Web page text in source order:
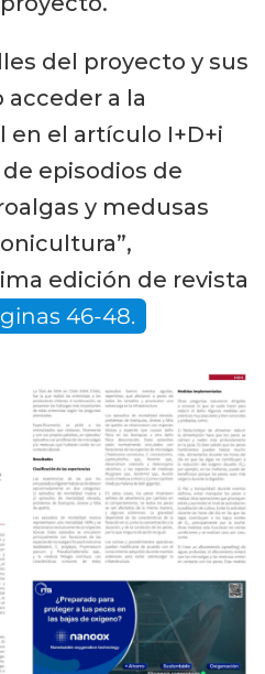
del proyecto y sus
a la
el artículo I+D+i
episodios de
y medusas
edición de revista
46-48.